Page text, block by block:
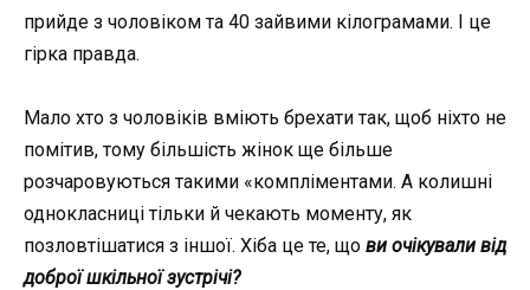
прийде з чоловіком та 40 зайвими кілограмами. І це
гірка правда.
Мало хто з чоловіків вміють брехати так, щоб ніхто не
помітив, тому більшість жінок ще більше
розчаровуються такими «компліментами. А колишні
однокласниці тільки й чекають моменту, як
позловтішатися з іншої. Хіба це те, що ви очікували від
доброї шкільної зустрічі?